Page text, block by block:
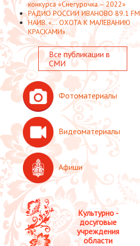
Культурно -
досуговые
учреждения
области
конкурса «Снегурочка – 2022»
РАДИО РОССИИ ИВАНОВО 89.1 FM
НАИВ. «... ОХОТА К МАЛЕВАНИЮ
КРАСКАМИ».
Все публикации в
СМИ
Фотоматериалы
Видеоматериалы
Афиши